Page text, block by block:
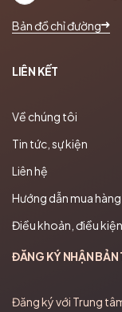
Bản đồ chỉ đường
LIÊN KẾT
Về chúng tôi
Tin tức, sự kiện
Liên hệ
Hướng dẫn mua hàng
Điều khoản, điều kiện
ĐĂNG KÝ NHẬN BẢN
Đăng ký với Trung